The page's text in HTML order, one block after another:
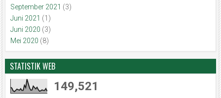
September 2021 (3)
Juni 2021 (1)
Juni 2020 (3)
Mei 2020 (8)
STATISTIK WEB
149,521